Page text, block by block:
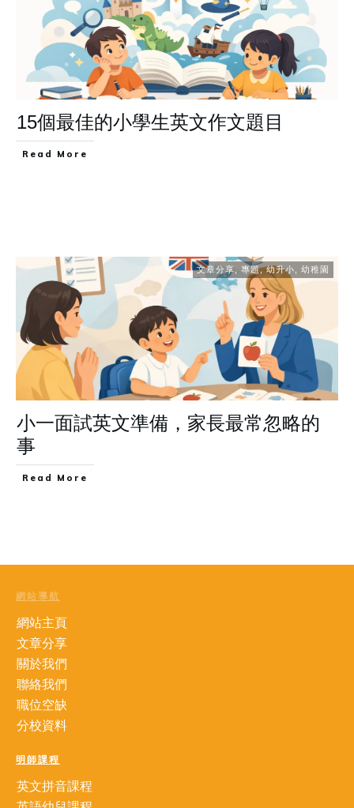
15個最佳的小學生英文作文題目
Read More
文章分享 專題,幼升小 幼稚園
小一面試英文準備，家長最常忽略的
事
Read More
網站導航
網站主頁
文章分享
關於我們
聯絡我們
職位空缺
分校資料
明師課程
英文拼音課程